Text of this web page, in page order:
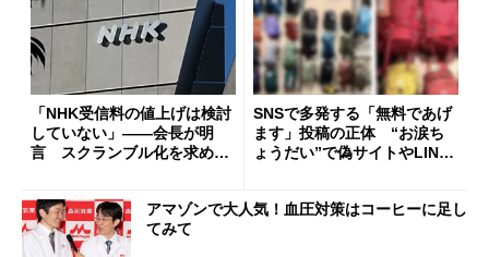
「NHK受信料の値上げは検討
していない」――会長が明
言 スクランブル化を求める
SNSで多発する「無料であげ
ます」投稿の正体 “お涙ち
ょうだい”で偽サイトやLINE
アマゾンで大人気！血圧対策はコーヒーに足し
てみて